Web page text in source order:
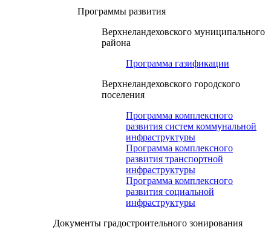
Программы развития
Верхнеландеховского муниципального
района
Программа газификации
Верхнеландеховского городского
поселения
Программа комплексного
развития систем коммунальной
инфраструктуры
Программа комплексного
развития транспортной
инфраструктуры
Программа комплексного
развития социальной
инфраструктуры
Документы градостроительного зонирования